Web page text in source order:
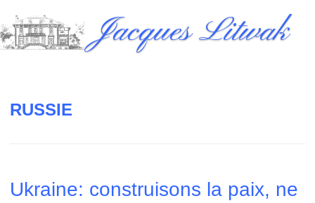
to
content
Jacques Litwak
RUSSIE
Ukraine: construisons la paix, ne